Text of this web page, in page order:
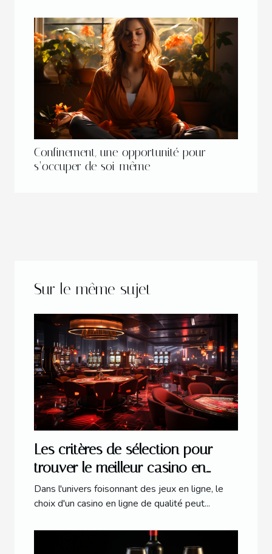
Confinement, une opportunité pour
s’occuper de soi-même
Sur le même sujet
Les critères de sélection pour
trouver le meilleur casino en
ligne en 2023
Dans l'univers foisonnant des jeux en ligne, le
choix d'un casino en ligne de qualité peut...